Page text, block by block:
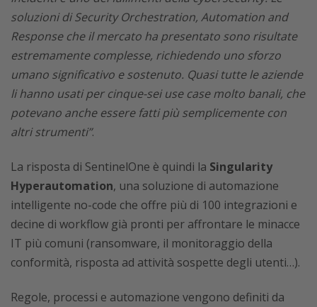
soluzioni di Security Orchestration, Automation and
Response che il mercato ha presentato sono risultate
estremamente complesse, richiedendo uno sforzo
umano significativo e sostenuto. Quasi tutte le aziende
li hanno usati per cinque-sei use case molto banali, che
potevano anche essere fatti più semplicemente con
altri strumenti”.
La risposta di SentinelOne è quindi la Singularity
Hyperautomation, una soluzione di automazione
intelligente no-code che offre più di 100 integrazioni e
decine di workflow già pronti per affrontare le minacce
IT più comuni (ransomware, il monitoraggio della
conformità, risposta ad attività sospette degli utenti…).
Regole, processi e automazione vengono definiti da